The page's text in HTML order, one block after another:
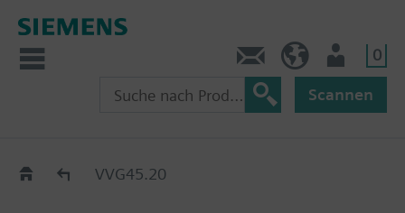
0
Scannen
Austauschhilfe
VVG45.20